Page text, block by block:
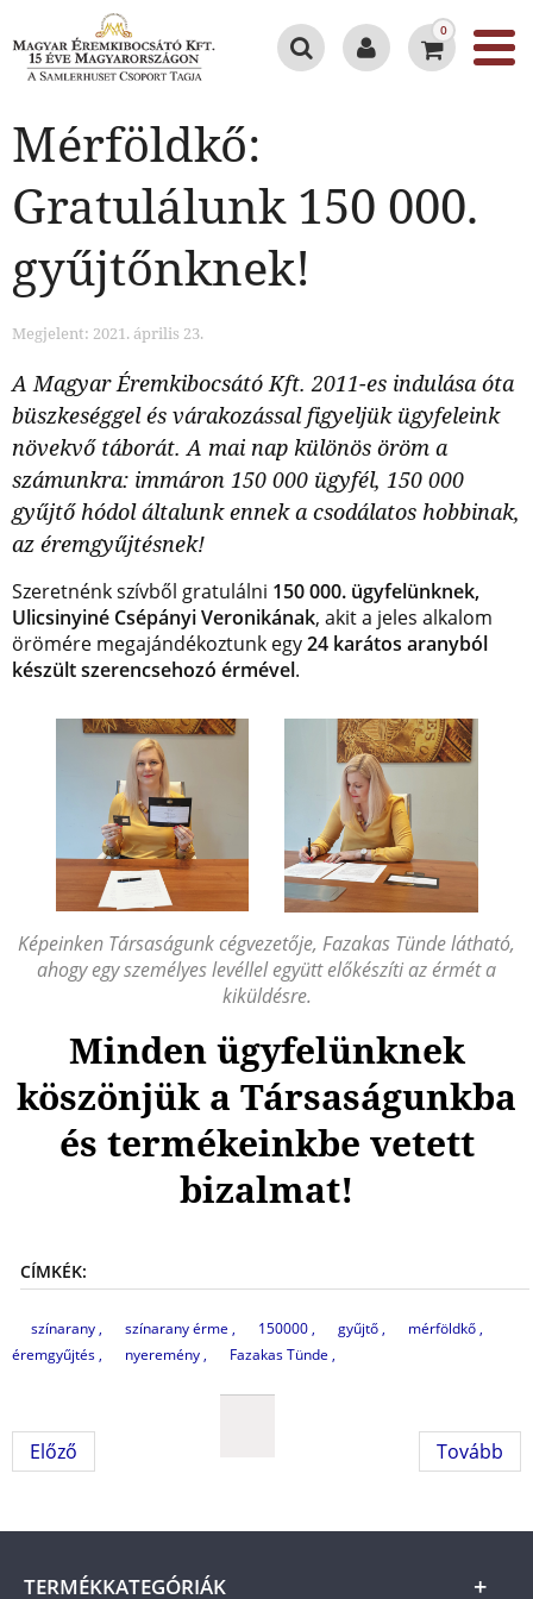
0
Mérföldkő:
Gratulálunk 150 000.
gyűjtőnknek!
Megjelent: 2021. április 23.
A Magyar Éremkibocsátó Kft. 2011-es indulása óta
büszkeséggel és várakozással figyeljük ügyfeleink
növekvő táborát. A mai nap különös öröm a
számunkra: immáron 150 000 ügyfél, 150 000
gyűjtő hódol általunk ennek a csodálatos hobbinak,
az éremgyűjtésnek!
Szeretnénk szívből gratulálni 150 000. ügyfelünknek,
Ulicsinyiné Csépányi Veronikának, akit a jeles alkalom
örömére megajándékoztunk egy24 karátos aranyból
készült szerencsehozó érmével.
Képeinken Társaságunk cégvezetője, Fazakas Tünde látható,
ahogy egy személyes levéllel együtt előkészíti az érmét a
kiküldésre.
Minden ügyfelünknek
köszönjük a Társaságunkba
és termékeinkbe vetett
bizalmat!
CÍMKÉK:
színarany színarany érme 150000 gyűjtő
mérföldkő
éremgyűjtés
nyeremény Fazakas Tünde
Előző Tovább
TERMÉKKATEGÓRIÁK